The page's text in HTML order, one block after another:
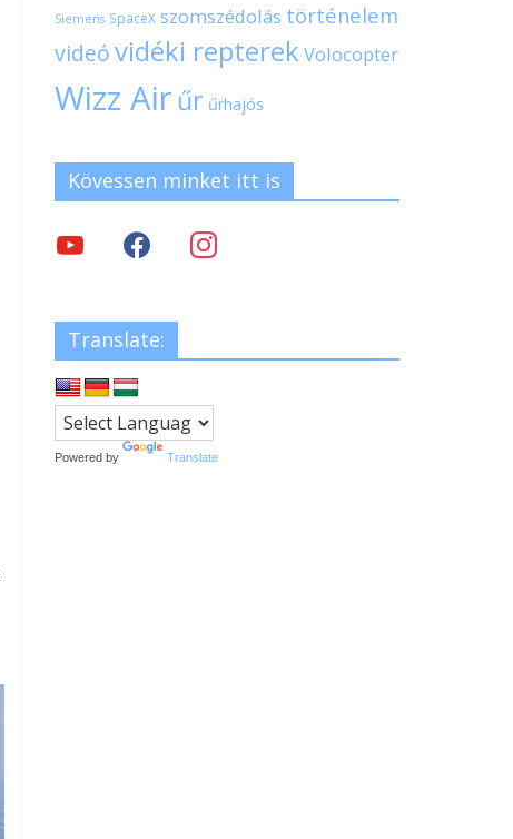
Siemens SpaceX szomszédolás történelem
videóvidéki repterek Volocopter
Wizz Air űr űrhajós
Kövessen minket itt is
Translate:
Powered by Translate